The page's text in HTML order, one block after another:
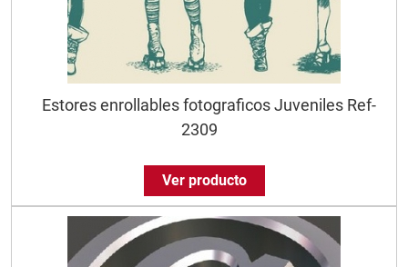
Estores enrollables fotograficos Juveniles Ref-
2309
Ver producto